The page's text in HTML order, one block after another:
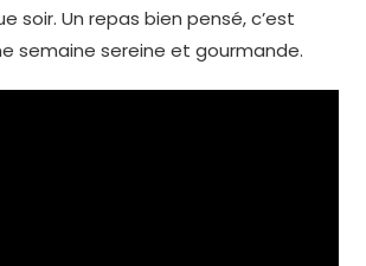
soir. Un repas bien pensé, c’est
semaine sereine et gourmande.